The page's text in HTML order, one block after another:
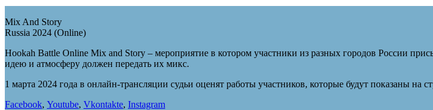
Mix And Story
Russia 2024 (Online)
Hookah Battle Online Mix and Story – мероприятие в котором участники из разных городов России
идею и атмосферу должен передать их микс.
1 марта 2024 года в онлайн-трансляции судьи оценят работы участников, которые будут показаны
Facebook, Youtube, Vkontakte, Instagram